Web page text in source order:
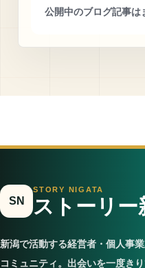
公開中のブログ記事は
SN
STORY NIGATA
ストーリー
新潟で活動する経営者・個人事
コミュニティ。出会いを一度き